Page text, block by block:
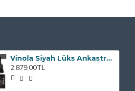
Vinola Siyah Lüks Ankastre Set 2020 -- set kodu : Plusset12
2.879,00TL